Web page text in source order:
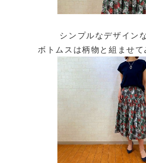
シンプルなデザイン
ボトムスは柄物と組ませて